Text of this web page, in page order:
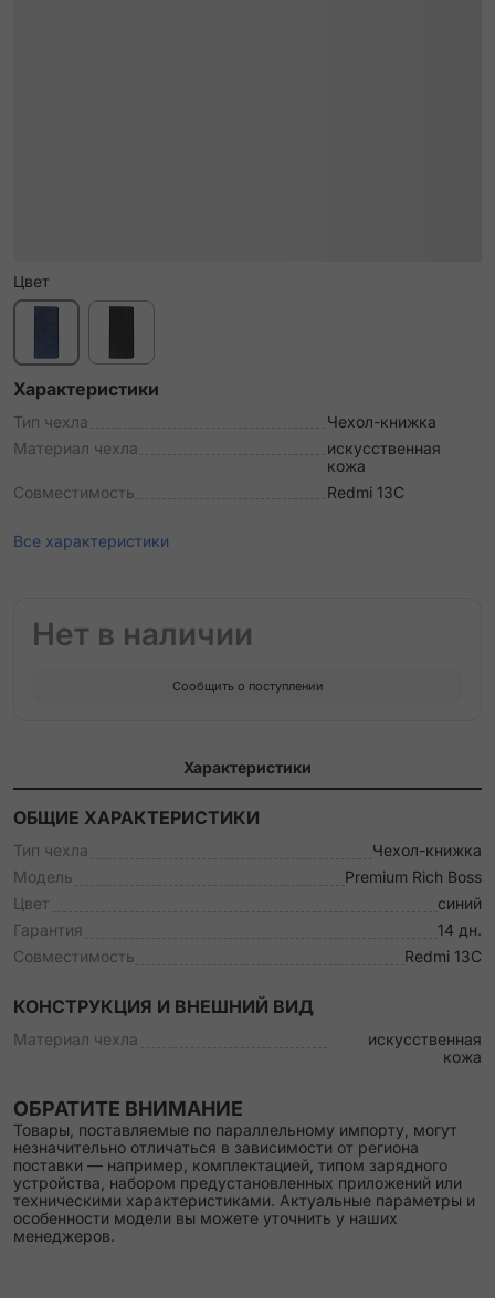
Цвет
Характеристики
Тип чехла
Чехол-книжка
Материал чехла
искусственная
кожа
Совместимость
Redmi 13C
Все характеристики
Нет в наличии
Сообщить о поступлении
Характеристики
ОБЩИЕ ХАРАКТЕРИСТИКИ
Тип чехла
Чехол-книжка
Модель
Premium Rich Boss
Цвет
синий
Гарантия
14 дн.
Совместимость
Redmi 13C
КОНСТРУКЦИЯ И ВНЕШНИЙ ВИД
Материал чехла
искусственная
кожа
ОБРАТИТЕ ВНИМАНИЕ
Товары, поставляемые по параллельному импорту, могут
незначительно отличаться в зависимости от региона
поставки — например, комплектацией, типом зарядного
устройства, набором предустановленных приложений или
техническими характеристиками. Актуальные параметры и
особенности модели вы можете уточнить у наших
менеджеров.